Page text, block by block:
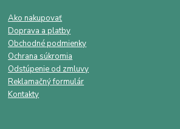
Ako nakupovať
Doprava a platby
Obchodné podmienky
Ochrana súkromia
Odstúpenie od zmluvy
Reklamačný formulár
Kontakty